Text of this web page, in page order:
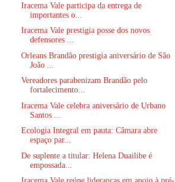
Iracema Vale participa da entrega de
importantes o...
Iracema Vale prestigia posse dos novos
defensores ...
Orleans Brandão prestigia aniversário de São
João ...
Vereadores parabenizam Brandão pelo
fortalecimento...
Iracema Vale celebra aniversário de Urbano
Santos ...
Ecologia Integral em pauta: Câmara abre
espaço par...
De suplente a titular: Helena Duailibe é
empossada...